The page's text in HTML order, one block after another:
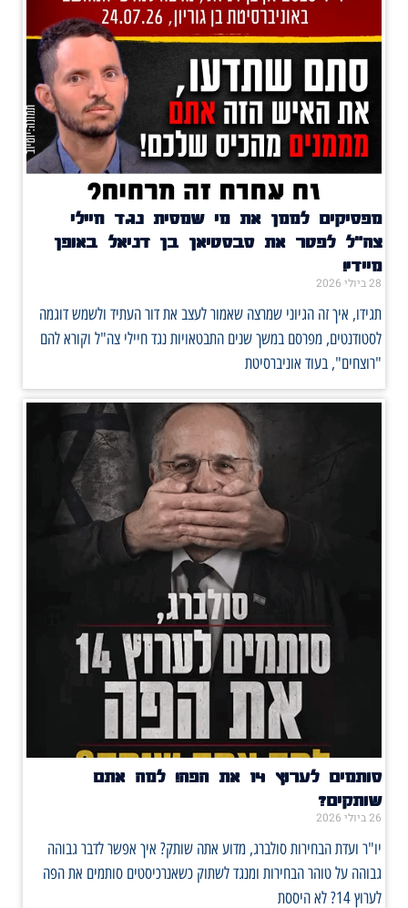
מפסיקים לממן את מי שמסית נגד חיילי
צה"ל לפטר את סבסטיאן בן דניאל באופן
מיידי!
28 ביולי 2026
תגידו, איך זה הגיוני שמרצה שאמור לעצב את דור העתיד ולשמש דוגמה
לסטודנטים, מפרסם במשך שנים התבטאויות נגד חיילי צה"ל וקורא להם
"רוצחים", בעוד אוניברסיטת
סותמים לערוץ 14 את הפה! למה אתם
שותקים?
26 ביולי 2026
יו"ר ועדת הבחירות סולברג, מדוע אתה שותק? איך אפשר לדבר גבוהה
גבוהה על טוהר הבחירות ומנגד לשתוק כשאנרכיסטים סותמים את הפה
לערוץ 14? לא היססת